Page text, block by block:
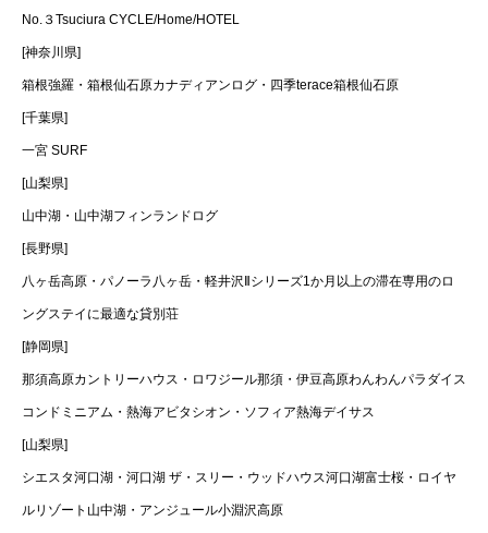
No.３Tsuciura CYCLE/Home/HOTEL
[神奈川県]
箱根強羅・箱根仙石原カナディアンログ・四季terace箱根仙石原
[千葉県]
一宮 SURF
[山梨県]
山中湖・山中湖フィンランドログ
[長野県]
八ヶ岳高原・パノーラ八ヶ岳・軽井沢Ⅱシリーズ1か月以上の滞在専用のロ
ングステイに最適な貸別荘
[静岡県]
那須高原カントリーハウス・ロワジール那須・伊豆高原わんわんパラダイス
コンドミニアム・熱海アビタシオン・ソフィア熱海デイサス
[山梨県]
シエスタ河口湖・河口湖 ザ・スリー・ウッドハウス河口湖富士桜・ロイヤ
ルリゾート山中湖・アンジュール小淵沢高原